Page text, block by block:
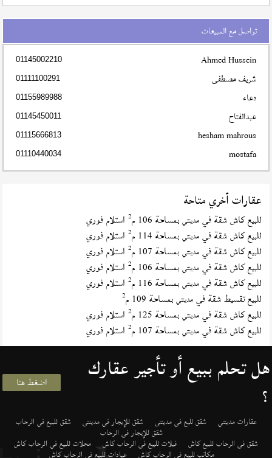
تواصل مع المبيعات
Ahmed Hussein
01145002210
شريف مصطفى 01111100291
دعاء 01155989988
عبدالفتاح 01145450011
hesham mahrous
01115666813
mostafa
01110440034
عقارات أخري متاحة
للبيع كاش شقة فيمدينتي بمساحة 106 م 2 استلام فوري
للبيع كاش شقة فيمدينتي بمساحة 114 م 2 استلام فوري
للبيع كاش شقة فيمدينتي بمساحة 107 م 2 استلام فوري
للبيع كاش شقة فيمدينتي بمساحة 106 م 2 استلام فوري
للبيع كاش شقة فيمدينتي بمساحة 116 م 2 استلام فوري
للبيع تقسيط شقة فيمدينتي بمساحة 109 م 2
للبيع كاش شقة فيمدينتي بمساحة 125 م 2 استلام فوري
للبيع كاش شقة فيمدينتي بمساحة 107 م 2 استلام فوري
هل تحلم ببيع أو تأجير عقارك
؟ اضغط هنا
عقارات مدينتي شقق لليع في مدينتى شقق للإيجار في مدينتى شقق للبيع في الرحاب
شقق للإيجار في الرحاب
شقق في الرحاب للبيع كاش فيلات للبيع في الرحاب كاش محلات للبيع في الرحاب كاش
مكاتب للبيع في الرحاب كاش عيادات للبيع في الرحاب كاش